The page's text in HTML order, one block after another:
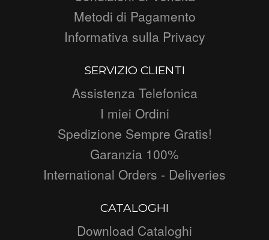
Metodi di Pagamento
Informativa sulla Privacy
SERVIZIO CLIENTI
Assistenza Telefonica
I miei Ordini
Spedizione Sempre Gratis!
Garanzia 100%
International Orders - Deliveries
CATALOGHI
Download Cataloghi